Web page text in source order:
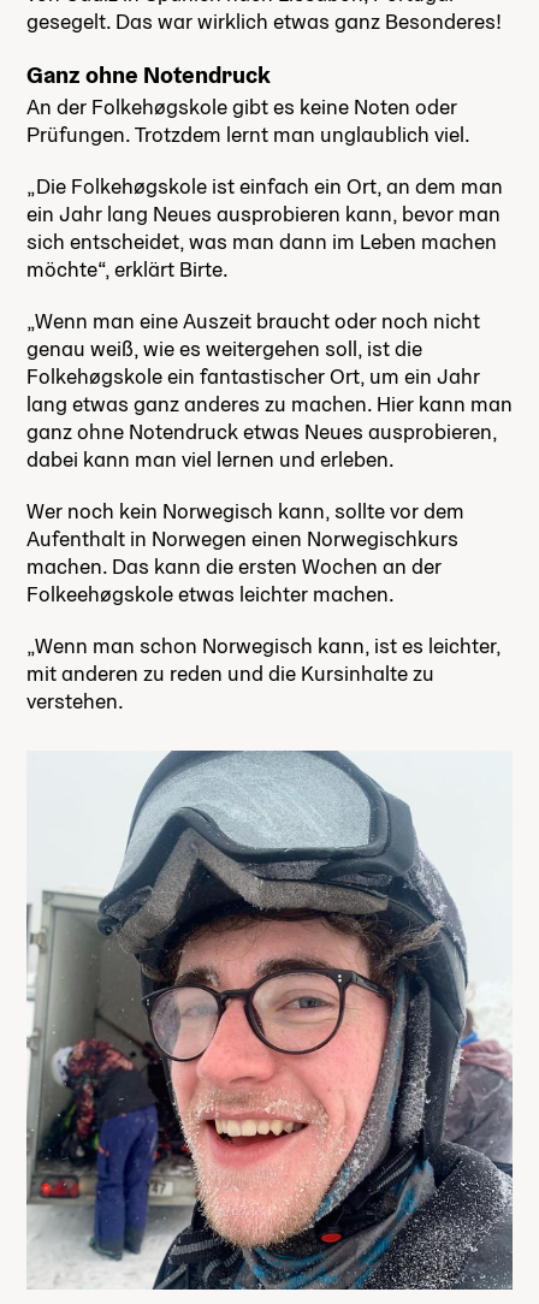
gesegelt. Das war wirklich etwas ganz Besonderes!
Ganz ohne Notendruck
An der Folkehøgskole gibt es keine Noten oder
Prüfungen. Trotzdem lernt man unglaublich viel.
„Die Folkehøgskole ist einfach ein Ort, an dem man
ein Jahr lang Neues ausprobieren kann, bevor man
sich entscheidet, was man dann im Leben machen
möchte“, erklärt Birte.
„Wenn man eine Auszeit braucht oder noch nicht
genau weiß, wie es weitergehen soll, ist die
Folkehøgskole ein fantastischer Ort, um ein Jahr
lang etwas ganz anderes zu machen. Hier kann man
ganz ohne Notendruck etwas Neues ausprobieren,
dabei kann man viel lernen und erleben.
Wer noch kein Norwegisch kann, sollte vor dem
Aufenthalt in Norwegen einen Norwegischkurs
machen. Das kann die ersten Wochen an der
Folkeehøgskole etwas leichter machen.
„Wenn man schon Norwegisch kann, ist es leichter,
mit anderen zu reden und die Kursinhalte zu
verstehen.